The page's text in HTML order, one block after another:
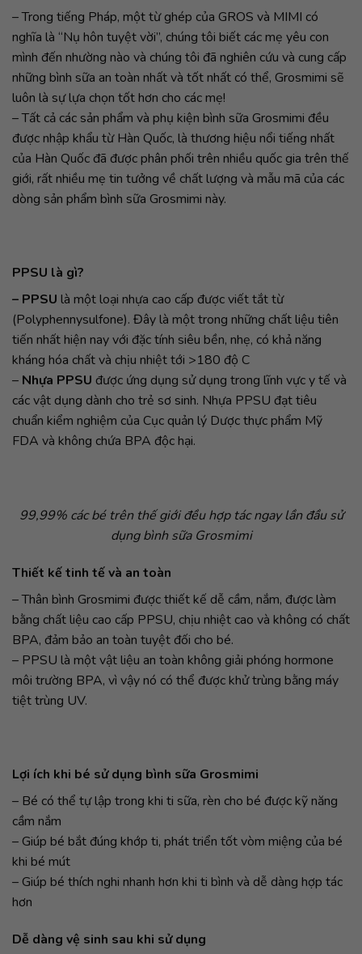
– Trong tiếng Pháp, một từ ghép của GROS và MIMI có
nghĩa là “Nụ hôn tuyệt vời”, chúng tôi biết các mẹ yêu con
mình đến nhường nào và chúng tôi đã nghiên cứu và cung cấp
những bình sữa an toàn nhất và tốt nhất có thể, Grosmimi sẽ
luôn là sự lựa chọn tốt hơn cho các mẹ!
– Tất cả các sản phẩm và phụ kiện bình sữa Grosmimi đều
được nhập khẩu từ Hàn Quốc, là thương hiệu nổi tiếng nhất
của Hàn Quốc đã được phân phối trên nhiều quốc gia trên thế
giới, rất nhiều mẹ tin tưởng về chất lượng và mẫu mã của các
dòng sản phẩm bình sữa Grosmimi này.
PPSU là gì?
– PPSU là một loại nhựa cao cấp được viết tắt từ
(Polyphennysulfone). Đây là một trong những chất liệu tiên
tiến nhất hiện nay với đặc tính siêu bền, nhẹ, có khả năng
kháng hóa chất và chịu nhiệt tới >180 độ C
– Nhựa PPSU được ứng dụng sử dụng trong lĩnh vực y tế và
các vật dụng dành cho trẻ sơ sinh. Nhựa PPSU đạt tiêu
chuẩn kiểm nghiệm của Cục quản lý Dược thực phẩm Mỹ
FDA và không chứa BPA độc hại.
99,99% các bé trên thế giới đều hợp tác ngay lần đầu sử
dụng bình sữa Grosmimi
Thiết kế tinh tế và an toàn
– Thân bình Grosmimi được thiết kế dễ cầm, nắm, được làm
bằng chất liệu cao cấp PPSU, chịu nhiệt cao và không có chất
BPA, đảm bảo an toàn tuyệt đối cho bé.
– PPSU là một vật liệu an toàn không giải phóng hormone
môi trường BPA, vì vậy nó có thể được khử trùng bằng máy
tiệt trùng UV.
Lợi ích khi bé sử dụng bình sữa Grosmimi
– Bé có thể tự lập trong khi ti sữa, rèn cho bé được kỹ năng
cầm nắm
– Giúp bé bắt đúng khớp ti, phát triển tốt vòm miệng của bé
khi bé mút
– Giúp bé thích nghi nhanh hơn khi ti bình và dễ dàng hợp tác
hơn
Dễ dàng vệ sinh sau khi sử dụng